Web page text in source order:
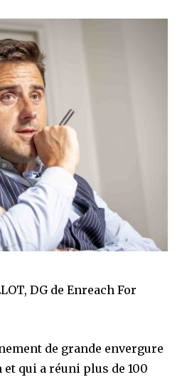
DG de Enreach For
de grande envergure
qui a réuni plus de 100